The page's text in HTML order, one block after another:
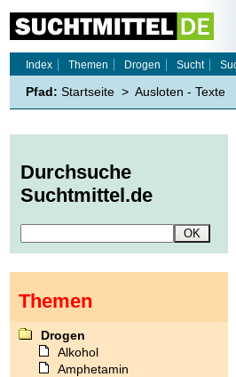
Index
Themen Drogen Sucht
Pfad: Startseite > Ausloten - Texte
Durchsuche
Suchtmittel.de
Themen
Drogen
Alkohol
Amphetamin